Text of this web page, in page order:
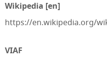
Wikipedia [en]
https://en.wikipedia.org/
VIAF